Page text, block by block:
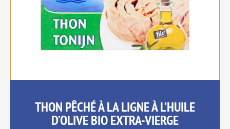
THON PÊCHÉ À LA LIGNE À L’HUILE
D’OLIVE BIO EXTRA-VIERGE